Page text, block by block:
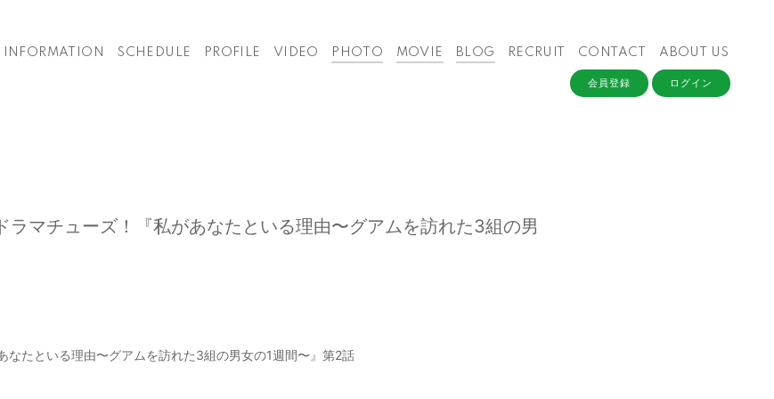
INFORMATION SCHEDULE PROFILE VIDEO PHOTO MOVIE BLOG RECRUIT CONTACT ABOUT US
会員登録 ログイン
ラマチューズ！『私があなたといる理由〜グアムを訪れた3組の男
なたといる理由〜グアムを訪れた3組の男女の1週間〜』第2話